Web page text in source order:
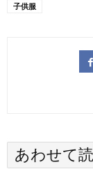
子供服
あわせて